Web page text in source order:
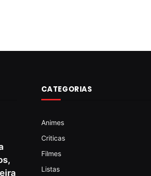
CATEGORIAS
Animes
Criticas
Filmes
Listas